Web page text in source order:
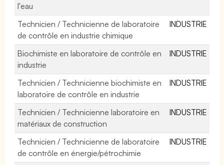
l'eau
Technicien / Technicienne de laboratoire
de contrôle en industrie chimique
INDUSTRIE
Biochimiste en laboratoire de contrôle en
industrie
INDUSTRIE
Technicien / Technicienne biochimiste en
laboratoire de contrôle en industrie
INDUSTRIE
Technicien / Technicienne laboratoire en
matériaux de construction
INDUSTRIE
Technicien / Technicienne de laboratoire
de contrôle en énergie/pétrochimie
INDUSTRIE